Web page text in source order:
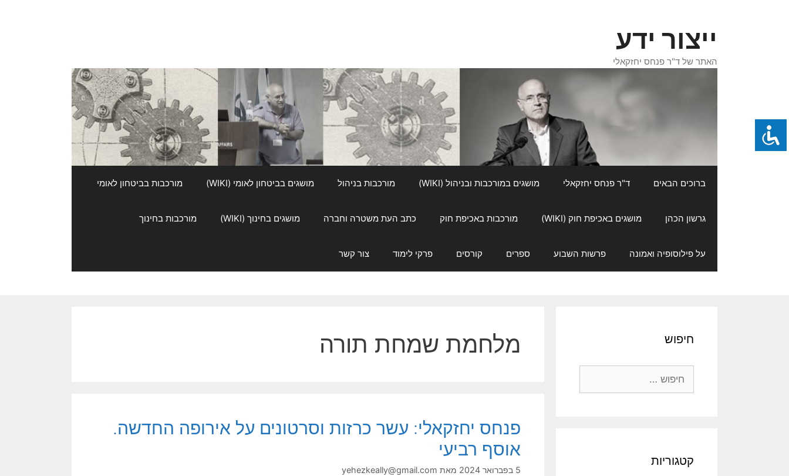
ייצור ידע
האתר של ד"ר פנחס יחזקאלי
ברוכים הבאים ד"ר פנחס יחזקאלי מושגים במורכבות ובניהול (WIKI) מורכבות בניהול מושגים בביטחון לאומי (WIKI) מורכבות בביטחון לאומי
גרשון הכהן מושגים באכיפת חוק (WIKI) מורכבות באכיפת חוק כתב העת משטרה וחברה מושגים בחינוך (WIKI) מורכבות בחינוך
על פילוסופיה ואמונה פרשות השבוע ספרים קורסים פרקי לימוד צור קשר
מלחמת שמחת תורה
פנחס יחזקאלי: עשר כרזות וסרטונים על אירופה החדשה.
אוסף רביעי
5 בפברואר 2024 מאת yehezkeally@gmail.com
חיפוש
קטגוריות